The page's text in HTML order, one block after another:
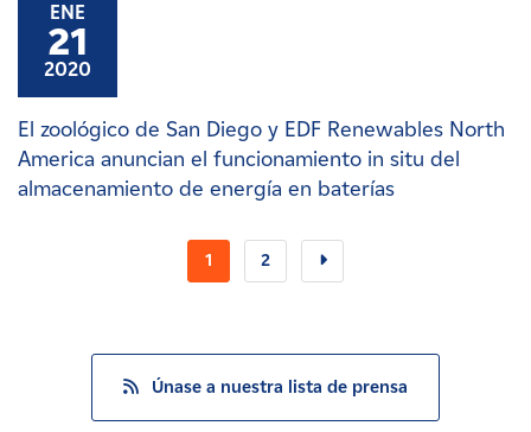
ENE
21
2020
El zoológico de San Diego y EDF Renewables North
America anuncian el funcionamiento in situ del
almacenamiento de energía en baterías
1 2
Únase a nuestra lista de prensa